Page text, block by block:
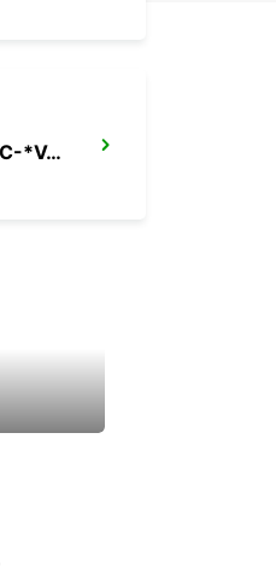
EPINAY GENNEVILLIERS -IKC-*VANS*